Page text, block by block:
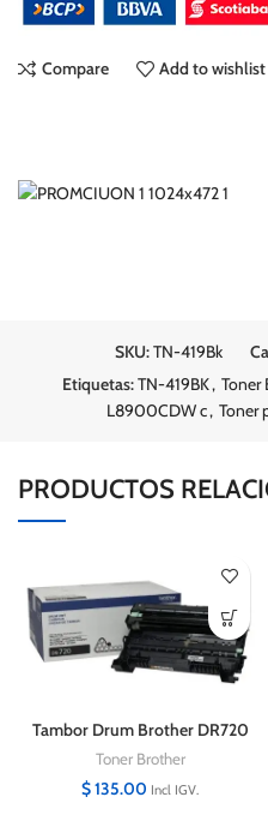
Compare Add to wishlist
SKU:TN-419Bk
Etiquetas:TN-419BK, Toner
L8900CDW c, Toner
PRODUCTOS
Tambor Drum Brother DR720
HL-5450DN 30,000 Paginas
Toner Brother
$135.00 Incl IGV.